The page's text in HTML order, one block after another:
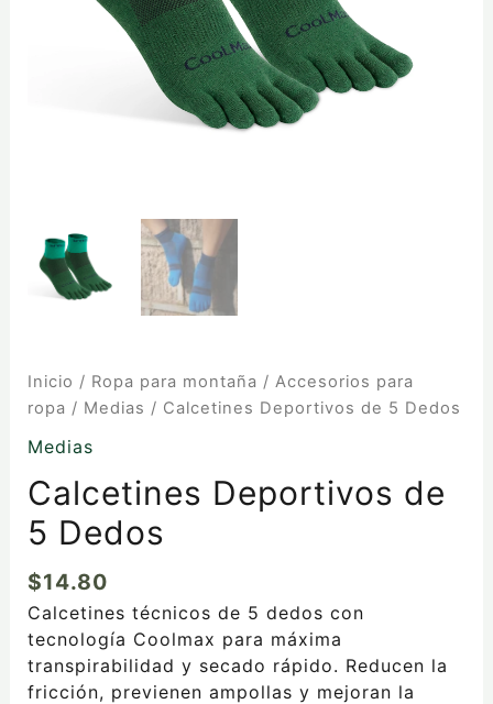
Inicio / Ropa para montaña / Accesorios para
ropa / Medias / Calcetines Deportivos de 5 Dedos
Medias
Calcetines Deportivos de
5 Dedos
$14.80
Calcetines técnicos de 5 dedos con
tecnología Coolmax para máxima
transpirabilidad y secado rápido. Reducen la
fricción, previenen ampollas y mejoran la